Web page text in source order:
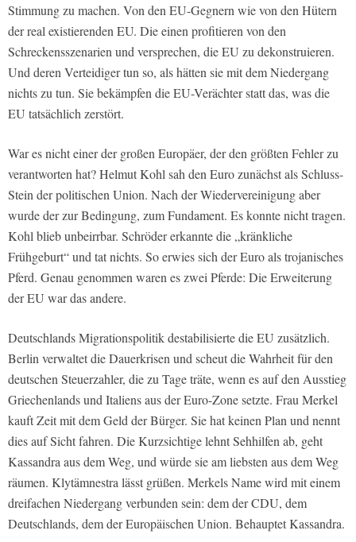
Stimmung zu machen. Von den EU-Gegnern wie von den Hütern
der real existierenden EU. Die einen profitieren von den
Schreckensszenarien und versprechen, die EU zu dekonstruieren.
Und deren Verteidiger tun so, als hätten sie mit dem Niedergang
nichts zu tun. Sie bekämpfen die EU-Verächter statt das, was die
EU tatsächlich zerstört.
War es nicht einer der großen Europäer, der den größten Fehler zu
verantworten hat? Helmut Kohl sah den Euro zunächst als Schluss-
Stein der politischen Union. Nach der Wiedervereinigung aber
wurde der zur Bedingung, zum Fundament. Es konnte nicht tragen.
Kohl blieb unbeirrbar. Schröder erkannte die „kränkliche
Frühgeburt“ und tat nichts. So erwies sich der Euro als trojanisches
Pferd. Genau genommen waren es zwei Pferde: Die Erweiterung
der EU war das andere.
Deutschlands Migrationspolitik destabilisierte die EU zusätzlich.
Berlin verwaltet die Dauerkrisen und scheut die Wahrheit für den
deutschen Steuerzahler, die zu Tage träte, wenn es auf den Ausstieg
Griechenlands und Italiens aus der Euro-Zone setzte. Frau Merkel
kauft Zeit mit dem Geld der Bürger. Sie hat keinen Plan und nennt
dies auf Sicht fahren. Die Kurzsichtige lehnt Sehhilfen ab, geht
Kassandra aus dem Weg, und würde sie am liebsten aus dem Weg
räumen. Klytämnestra lässt grüßen. Merkels Name wird mit einem
dreifachen Niedergang verbunden sein: dem der CDU, dem
Deutschlands, dem der Europäischen Union. Behauptet Kassandra.